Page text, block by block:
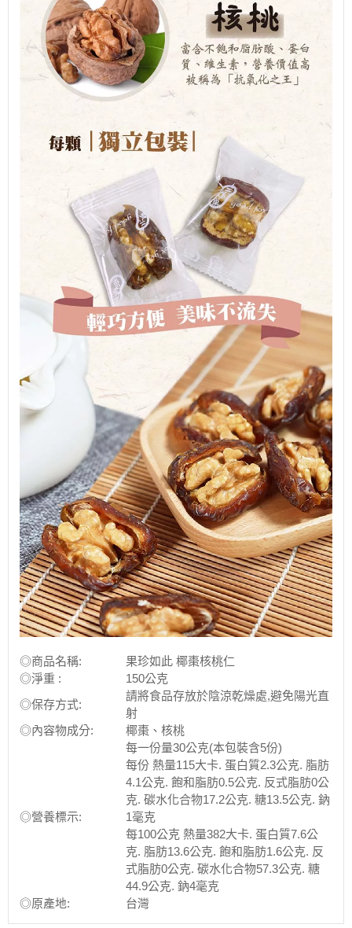
◎商品名稱:
果珍如此 椰棗核桃仁
◎淨重 :
150公克
◎保存方式:
請將食品存放於陰涼乾燥處,避免陽光直
射
◎內容物成分:
椰棗、核桃
◎營養標示:
每一份量30公克(本包裝含5份)
每份 熱量115大卡. 蛋白質2.3公克. 脂肪
4.1公克. 飽和脂肪0.5公克. 反式脂肪0公
克. 碳水化合物17.2公克. 糖13.5公克. 鈉
1毫克
每100公克 熱量382大卡. 蛋白質7.6公
克. 脂肪13.6公克. 飽和脂肪1.6公克. 反
式脂肪0公克. 碳水化合物57.3公克. 糖
44.9公克. 鈉4毫克
◎原產地:
台灣